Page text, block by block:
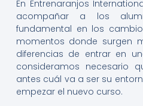
En Entrenaranjos
acompañar a los
fundamental en los
momentos donde surgen
diferencias de entrar en
consideramos necesario
antes cuál va a ser su
empezar el nuevo curso.